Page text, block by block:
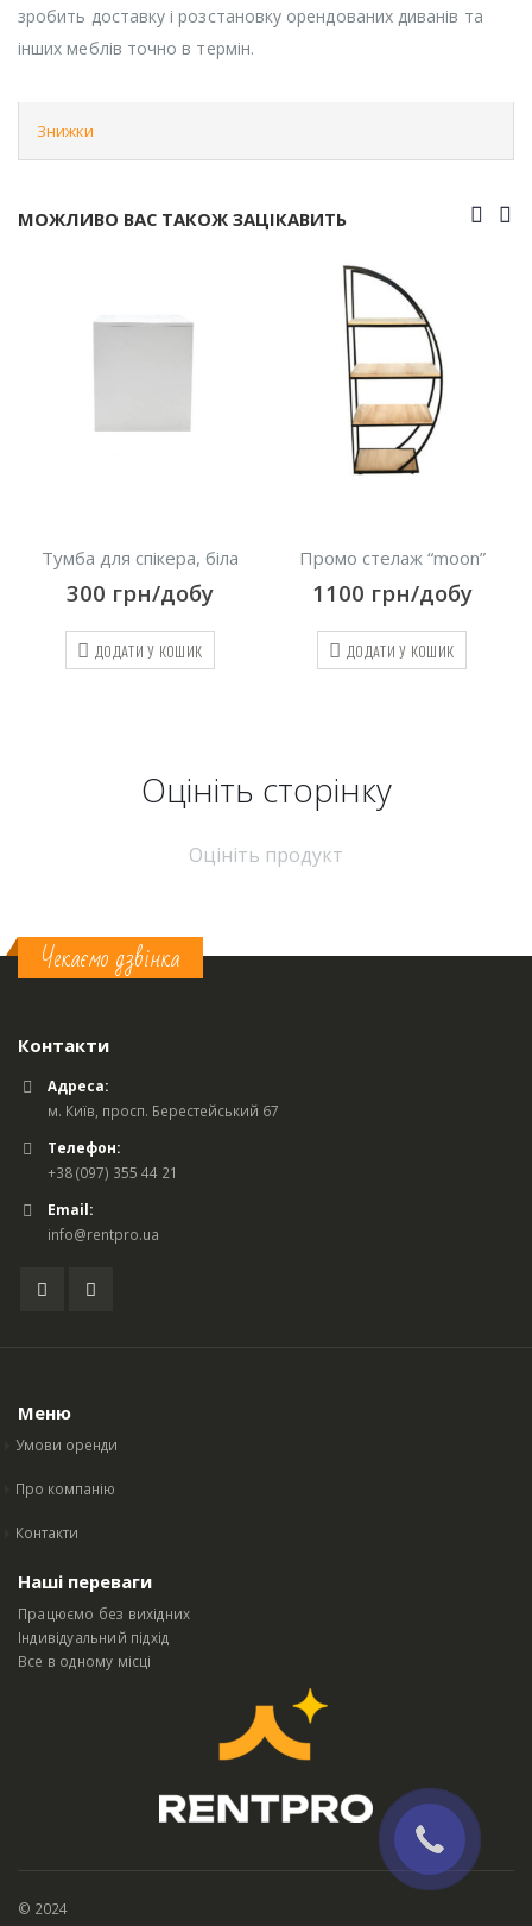
зробить доставку і розстановку орендованих диванів та
інших меблів точно в термін.
Знижки
МОЖЛИВО ВАС ТАКОЖ ЗАЦІКАВИТЬ
Тумба для спікера, біла
300 грн/добу
ДОДАТИ У КОШИК
Промо стелаж “moon”
1100 грн/добу
ДОДАТИ У КОШИК
Оцініть cторінку
Оцініть продукт
Чекаємо дзвінка
Контакти
Адреса:
м. Київ, просп. Берестейський 67
Телефон:
+38 (097) 355 44 21
Email:
info@rentpro.ua
Меню
Умови оренди
Про компанію
Контакти
Наші переваги
Працюємо без вихідних
Індивідуальний підхід
Все в одному місці
© 2024